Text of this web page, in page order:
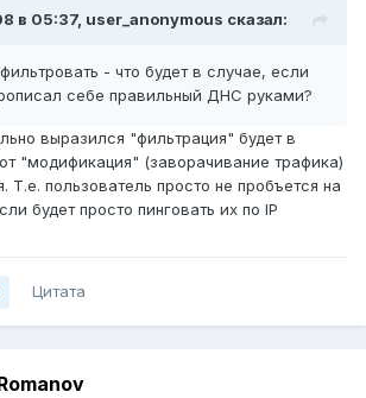
в 05:37, user_anonymous сказал:
- что будет в случае, если
себе правильный ДНС руками?
выразился "фильтрация" будет в
"модификация" (заворачивание трафика)
Т.е. пользователь просто не пробъется на
будет просто пинговать их по IP
Цитата